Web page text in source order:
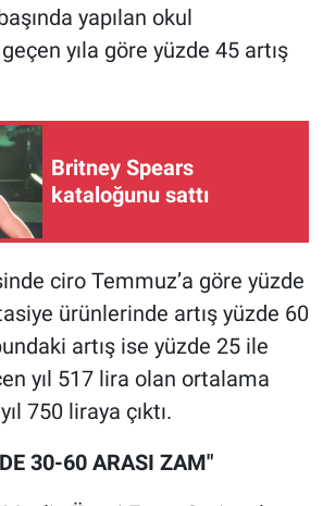
yapılan okul
yıla göre yüzde 45 artış
Britney Spears
kataloğunu sattı
ciro Temmuz’a göre yüzde
ürünlerinde artış yüzde 60
artış ise yüzde 25 ile
yıl 517 lira olan ortalama
750 liraya çıktı.
30-60 ARASI ZAM"